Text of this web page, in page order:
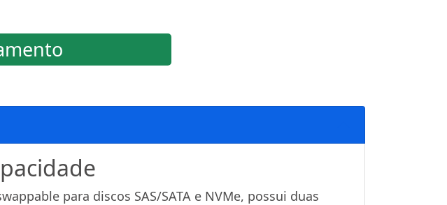
para discos SAS/SATA e NVMe, possui duas